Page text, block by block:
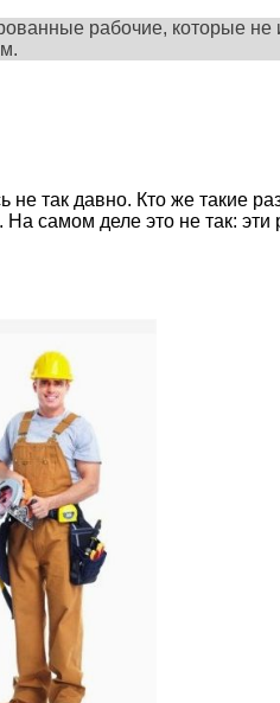
рабочие, которые
так давно. Кто же такие
самом деле это не так: эти